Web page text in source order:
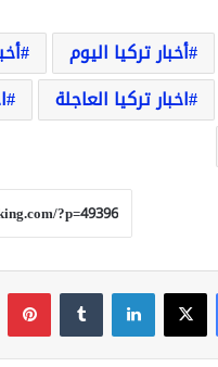
أخبار تركيا اليوم
اخبار تركيا العاجلة
فيسبوك‫X لينكدإن